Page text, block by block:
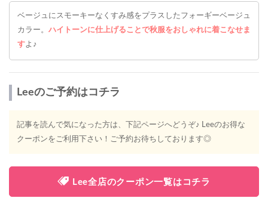
ベージュにスモーキーなくすみ感をプラスしたフォーギーベージュ
カラー。 ハイトーンに仕上げることで秋服をおしゃれに着こなせま
すよ♪
Leeのご予約はコチラ
記事を読んで気になった方は、下記ページへどうぞ♪ Leeのお得な
クーポンをご利用下さい！ご予約お待ちしております◎
Lee全店のクーポン一覧はコチラ